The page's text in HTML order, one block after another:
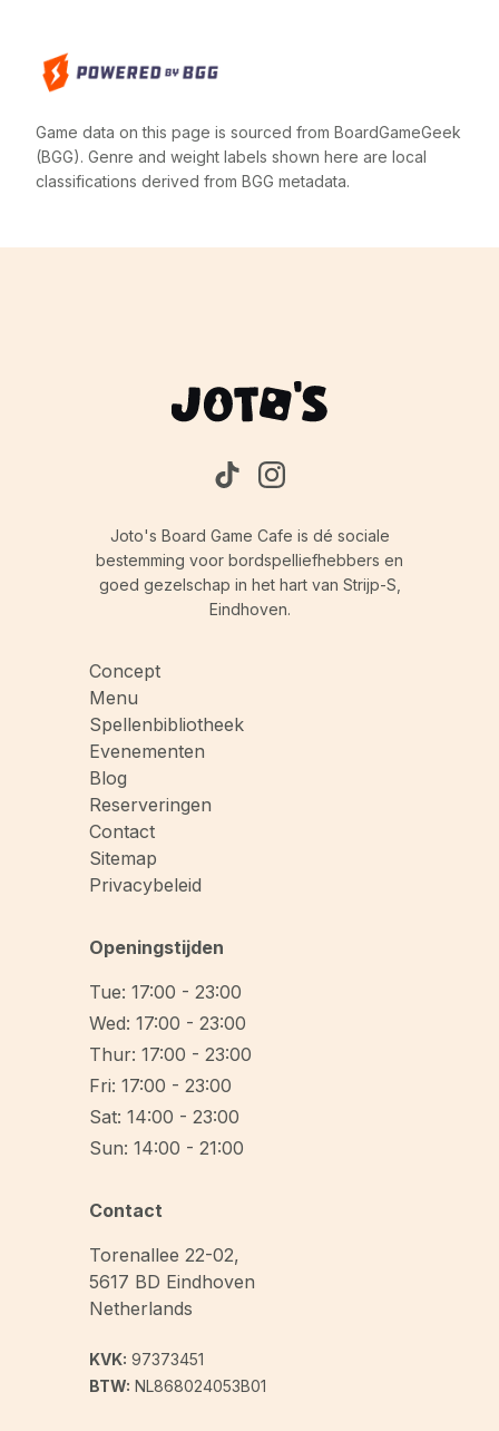
Game data on this page is sourced from BoardGameGeek
(BGG). Genre and weight labels shown here are local
classifications derived from BGG metadata.
Joto's Board Game Cafe is dé sociale
bestemming voor bordspelliefhebbers en
goed gezelschap in het hart van Strijp-S,
Eindhoven.
Concept
Menu
Spellenbibliotheek
Evenementen
Blog
Reserveringen
Contact
Sitemap
Privacybeleid
Openingstijden
Tue: 17:00 - 23:00
Wed: 17:00 - 23:00
Thur: 17:00 - 23:00
Fri: 17:00 - 23:00
Sat: 14:00 - 23:00
Sun: 14:00 - 21:00
Contact
Torenallee 22-02,
5617 BD Eindhoven
Netherlands
KVK: 97373451
BTW: NL868024053B01